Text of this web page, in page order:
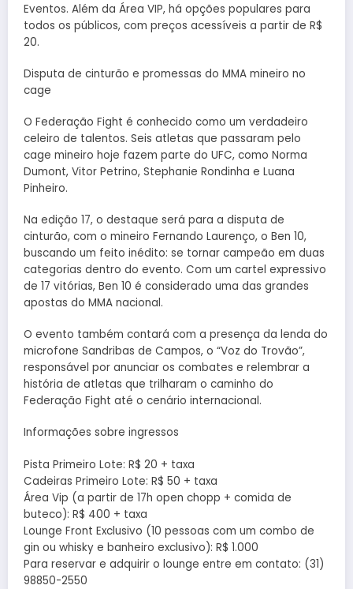
Eventos. Além da Área VIP, há opções populares para
todos os públicos, com preços acessíveis a partir de R$
20.
Disputa de cinturão e promessas do MMA mineiro no
cage
O Federação Fight é conhecido como um verdadeiro
celeiro de talentos. Seis atletas que passaram pelo
cage mineiro hoje fazem parte do UFC, como Norma
Dumont, Vitor Petrino, Stephanie Rondinha e Luana
Pinheiro.
Na edição 17, o destaque será para a disputa de
cinturão, com o mineiro Fernando Laurenço, o Ben 10,
buscando um feito inédito: se tornar campeão em duas
categorias dentro do evento. Com um cartel expressivo
de 17 vitórias, Ben 10 é considerado uma das grandes
apostas do MMA nacional.
O evento também contará com a presença da lenda do
microfone Sandribas de Campos, o “Voz do Trovão”,
responsável por anunciar os combates e relembrar a
história de atletas que trilharam o caminho do
Federação Fight até o cenário internacional.
Informações sobre ingressos
Pista Primeiro Lote: R$ 20 + taxa
Cadeiras Primeiro Lote: R$ 50 + taxa
Área Vip (a partir de 17h open chopp + comida de
buteco): R$ 400 + taxa
Lounge Front Exclusivo (10 pessoas com um combo de
gin ou whisky e banheiro exclusivo): R$ 1.000
Para reservar e adquirir o lounge entre em contato: (31)
98850-2550